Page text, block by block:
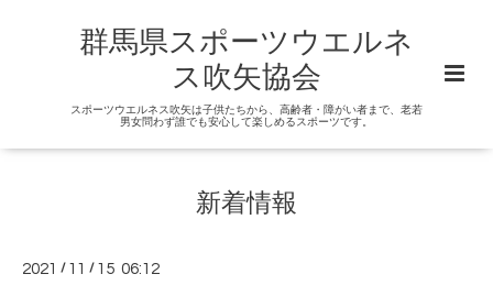
群馬県スポーツウエルネ
ス吹矢協会
スポーツウエルネス吹矢は子供たちから、高齢者・障がい者まで、老若
男女問わず誰でも安心して楽しめるスポーツです。
新着情報
2021 / 11 / 15 06:12